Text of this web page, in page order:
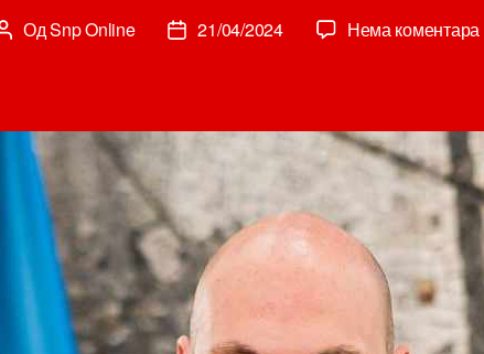
Аутор
ОдSnp Online
Датум
21/04/2024 Нема коментара